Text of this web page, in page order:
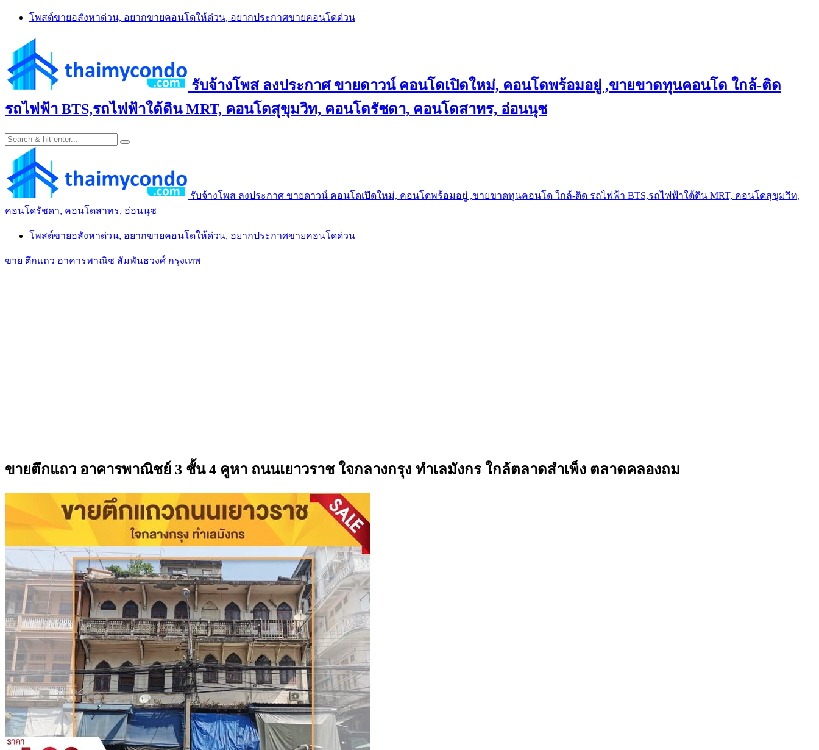
Skip
โพสต์ขายอสังหาด่วน, อยากขายคอนโดให้ด่วน, อยากประกาศขายคอนโดด่วน
รับจ้างโพส ลงประกาศ ขายดาวน์ คอนโดเปิดใหม่, คอนโดพร้อมอยู่ ,ขายขาดทุนคอนโด ใกล้-ติด
รถไฟฟ้า BTS,รถไฟฟ้าใต้ดิน MRT, คอนโดสุขุมวิท, คอนโดรัชดา, คอนโดสาทร, อ่อนนุช
รับจ้างโพส ลงประกาศ ขายดาวน์ คอนโดเปิดใหม่, คอนโดพร้อมอยู่ ,ขายขาดทุนคอนโด ใกล้-ติด รถไฟฟ้า BTS,รถไฟฟ้าใต้ดิน MRT, คอนโดสุขุมวิท,
คอนโดรัชดา, คอนโดสาทร, อ่อนนุช
โพสต์ขายอสังหาด่วน, อยากขายคอนโดให้ด่วน, อยากประกาศขายคอนโดด่วน
ขาย ตึกแถว อาคารพาณิช สัมพันธวงศ์ กรุงเทพ
ขายตึกแถว อาคารพาณิชย์ 3 ชั้น 4 คูหา ถนนเยาวราช ใจกลางกรุง ทำเลมังกร ใกล้ตลาดสำเพ็ง ตลาดคลองถม